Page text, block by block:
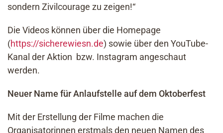
sondern Zivilcourage zu zeigen!“
Die Videos können über die Homepage
(https://sicherewiesn.de) sowie über den YouTube-
Kanal der Aktion bzw. Instagram angeschaut
werden.
Neuer Name für Anlaufstelle auf dem Oktoberfest
Mit der Erstellung der Filme machen die
Organisatorinnen erstmals den neuen Namen des